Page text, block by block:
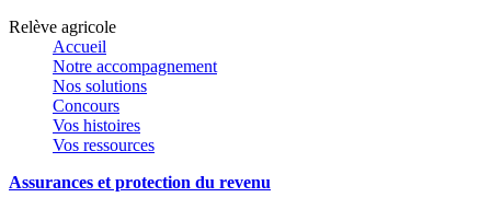
Relève agricole
Accueil
Notre accompagnement
Nos solutions
Concours
Vos histoires
Vos ressources
Assurances et protection du revenu